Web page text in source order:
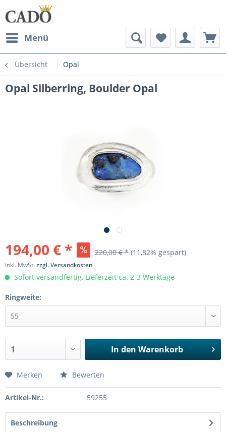
Menü
Übersicht Opal
Opal Silberring, Boulder Opal
194,00 € * 220,00 € * (11,82% gespart)
inkl. MwSt.zzgl. Versandkosten
Sofort versandfertig, Lieferzeit ca. 2-3 Werktage
Ringweite:
In den Warenkorb
Merken Bewerten
Artikel-Nr.: 59255
Beschreibung